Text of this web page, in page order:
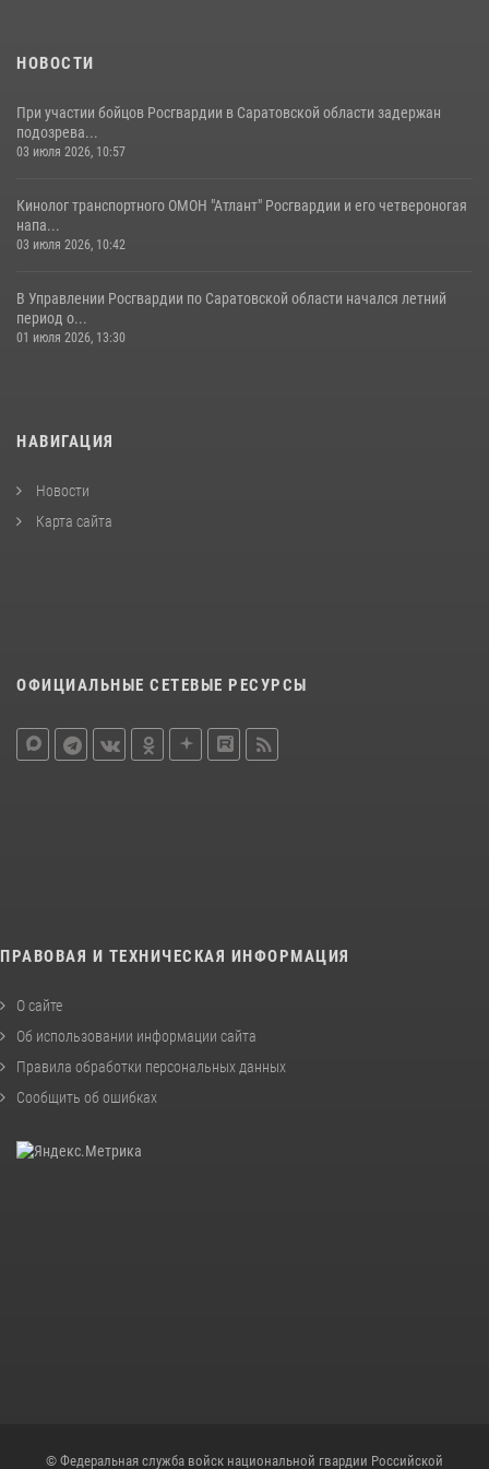
05 августа 2026, 12:55
НОВОСТИ
При участии бойцов Росгвардии в Саратовской области задержан
подозрева...
03 июля 2026, 10:57
Кинолог транспортного ОМОН "Атлант" Росгвардии и его четвероногая
напа...
03 июля 2026, 10:42
В Управлении Росгвардии по Саратовской области начался летний
период о...
01 июля 2026, 13:30
НАВИГАЦИЯ
Новости
Карта сайта
ОФИЦИАЛЬНЫЕ СЕТЕВЫЕ РЕСУРСЫ
ПРАВОВАЯ И ТЕХНИЧЕСКАЯ ИНФОРМАЦИЯ
О сайте
Об использовании информации сайта
Правила обработки персональных данных
Сообщить об ошибках
© Федеральная служба войск национальной гвардии Российской